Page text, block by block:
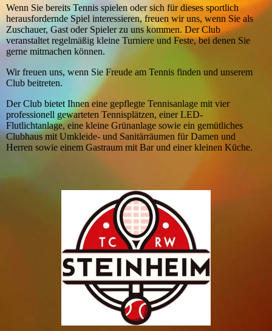
Wenn Sie bereits Tennis spielen oder sich für dieses sportlich
herausfordernde Spiel interessieren, freuen wir uns, wenn Sie als
Zuschauer, Gast oder Spieler zu uns kommen. Der Club
veranstaltet regelmäßig kleine Turniere und Feste, bei denen Sie
gerne mitmachen können.
Wir freuen uns, wenn Sie Freude am Tennis finden und unserem
Club beitreten.
Der Club bietet Ihnen eine gepflegte Tennisanlage mit vier
professionell gewarteten Tennisplätzen, einer LED-
Flutlichtanlage, eine kleine Grünanlage sowie ein gemütliches
Clubhaus mit Umkleide- und Sanitärräumen für Damen und
Herren sowie einem Gastraum mit Bar und einer kleinen Küche.